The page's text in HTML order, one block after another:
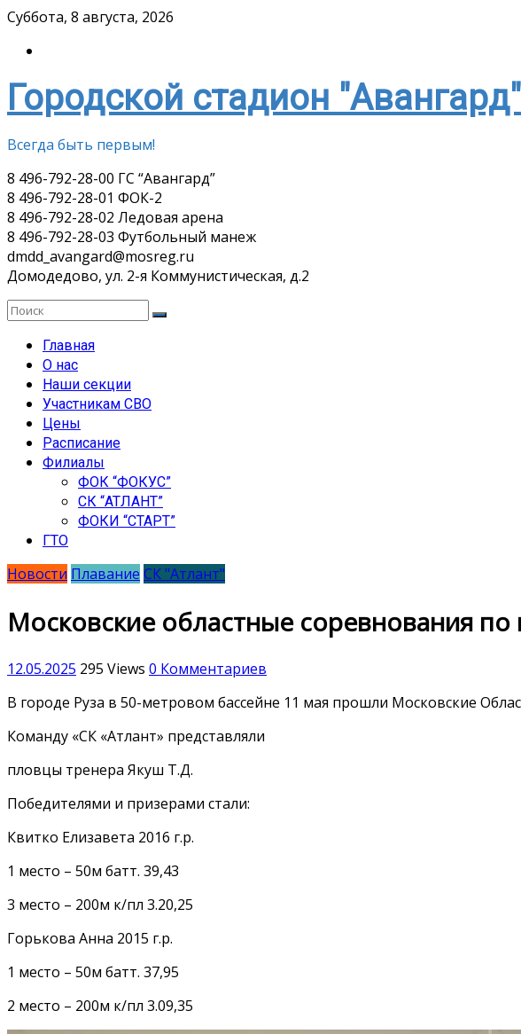
Skip
content
Суббота, 8 августа, 2026
Городской стадион "Авангард"
Всегда быть первым!
8 496-792-28-00 ГС “Авангард”
8 496-792-28-01 ФОК-2
8 496-792-28-02 Ледовая арена
8 496-792-28-03 Футбольный манеж
dmdd_avangard@mosreg.ru
Домодедово, ул. 2-я Коммунистическая, д.2
Главная
О нас
Наши секции
Участникам СВО
Цены
Расписание
Филиалы
ФОК “ФОКУС”
СК “АТЛАНТ”
ФОКИ “СТАРТ”
ГТО
Новости Плавание СК "Атлант"
Московские областные соревнования
12.05.2025 295 Views 0 Комментариев
В городе Руза в 50-метровом бассейне 11 мая прошли Московские
Команду «СК «Атлант» представляли
пловцы тренера Якуш Т.Д.
Победителями и призерами стали:
Квитко Елизавета 2016 г.р.
1 место – 50м батт. 39,43
3 место – 200м к/пл 3.20,25
Горькова Анна 2015 г.р.
1 место – 50м батт. 37,95
2 место – 200м к/пл 3.09,35